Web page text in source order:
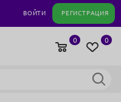
ВОЙТИ РЕГИСТРАЦИЯ
0
0